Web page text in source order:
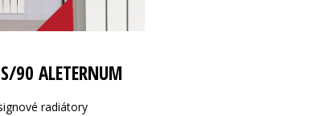
90 ALETERNUM
radiátory